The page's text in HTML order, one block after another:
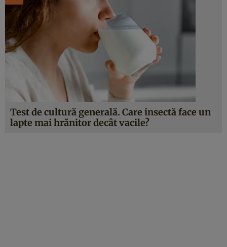
Test de cultură generală. Care insectă face un
lapte mai hrănitor decât vacile?